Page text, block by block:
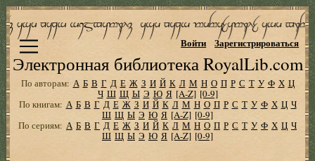
Электронная библиотека RoyalLib.com
Войти Зарегистрироваться
По авторам: А Б В Г Д Е Ж З И Й К Л М Н О П Р С Т У Ф Х Ц
Ч Ш Щ Ы Э Ю Я [A-Z] [0-9]
По книгам: А Б В Г Д Е Ж З И Й К Л М Н О П Р С Т У Ф Х Ц Ч
Ш Щ Ы Э Ю Я [A-Z] [0-9]
По сериям: А Б В Г Д Е Ж З И Й К Л М Н О П Р С Т У Ф Х Ц Ч
Ш Щ Ы Э Ю Я [A-Z] [0-9]